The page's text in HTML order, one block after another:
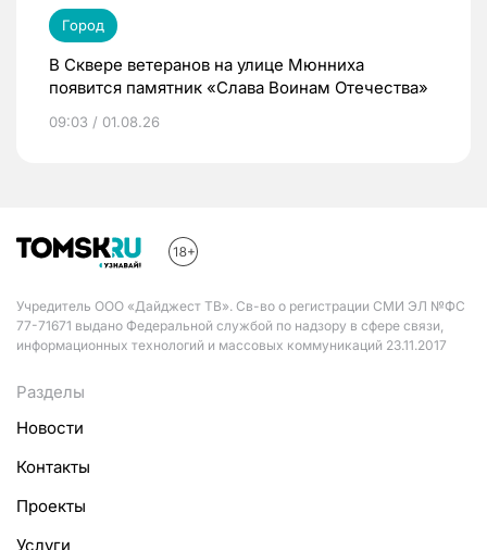
Город
В Сквере ветеранов на улице Мюнниха
появится памятник «Слава Воинам Отечества»
09:03 / 01.08.26
Учредитель ООО «Дайджест ТВ». Св-во о регистрации СМИ ЭЛ №ФС
77-71671 выдано Федеральной службой по надзору в сфере связи,
информационных технологий и массовых коммуникаций 23.11.2017
Разделы
Новости
Контакты
Проекты
Услуги